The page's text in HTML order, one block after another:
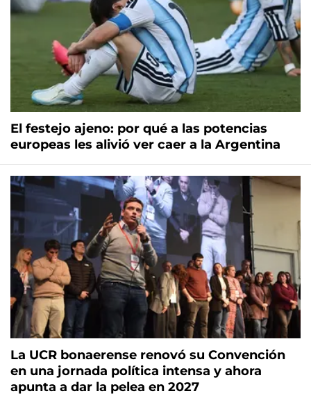
El festejo ajeno: por qué a las potencias
europeas les alivió ver caer a la Argentina
La UCR bonaerense renovó su Convención
en una jornada política intensa y ahora
apunta a dar la pelea en 2027